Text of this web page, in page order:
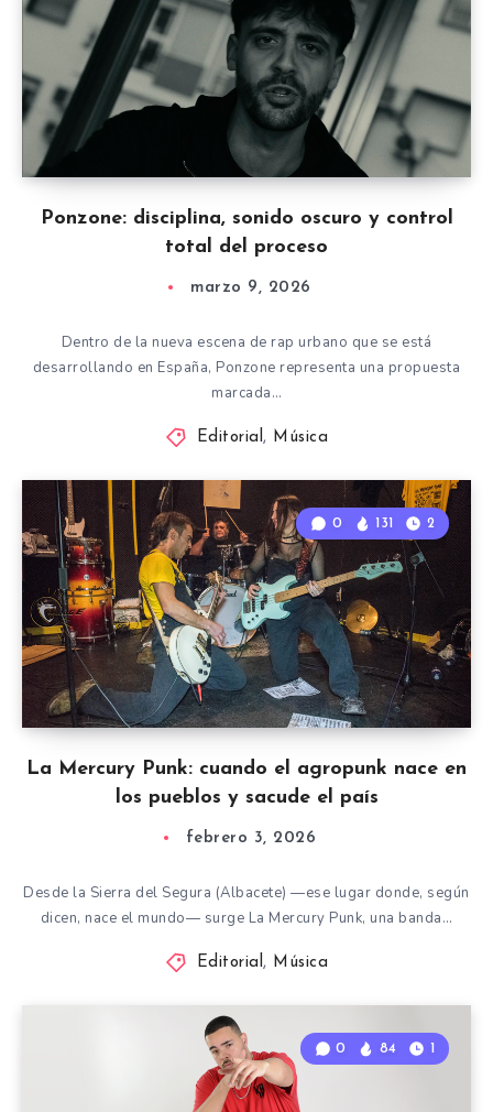
Ponzone: disciplina, sonido oscuro y control
total del proceso
marzo 9, 2026
Dentro de la nueva escena de rap urbano que se está
desarrollando en España, Ponzone representa una propuesta
marcada…
Editorial, Música
La Mercury Punk: cuando el agropunk nace en
los pueblos y sacude el país
0 131 2
febrero 3, 2026
Desde la Sierra del Segura (Albacete) —ese lugar donde, según
dicen, nace el mundo— surge La Mercury Punk, una banda…
Editorial, Música
0 84 1